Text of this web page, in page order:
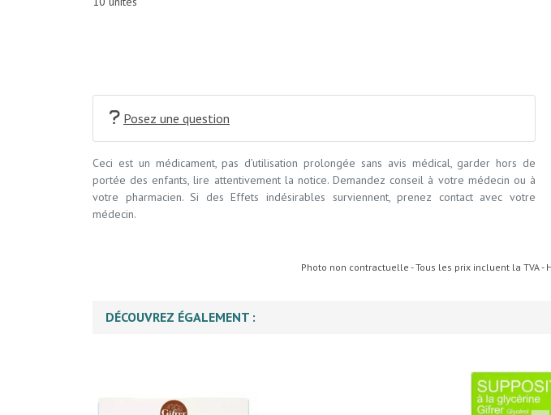
Posez une question
Ceci est un médicament, pas d’utilisation prolongée sans avis médical, garder hors de
portée des enfants, lire attentivement la notice. Demandez conseil à votre médecin ou à
votre pharmacien. Si des Effets indésirables surviennent, prenez contact avec votre
médecin.
Photo non contractuelle - Tous les prix incluent la TVA
DÉCOUVREZ ÉGALEMENT :